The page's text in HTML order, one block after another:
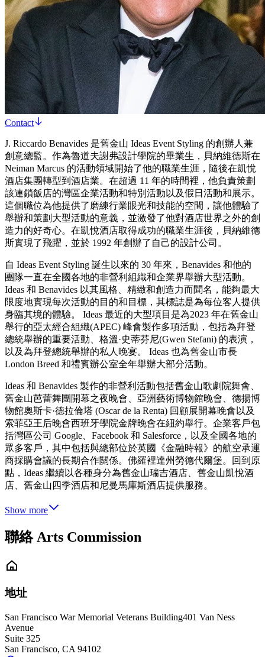
Contact
J. Riccardo Benavides 是舊金山 Ideas Event Styling 的創辦人兼
創意總監。作為魯道夫謝弗設計學院的畢業生，貝納維德斯在
Neiman Marcus 的活動領域開始了他的職業生涯，隨後在凱悅
酒店集團轉型到酒店業。在超過 11 年的時間裡，他負責策劃
該連鎖飯店的灣區企業活動和特別活動以及假日活動和展示。
這個職位為他提供了磨練行業眼光和技能的空間，讓他體驗了
舉辦和策劃大型活動的意義，並激發了他對酒店世界之外的創
造力的好奇心。在凱悅酒店取得成功的職業生涯後，貝納維德
斯實現了飛躍，並於 1992 年創辦了自己的設計公司。
自 Ideas Event Styling 誕生以來的 30 年來，Benavides 和他的
團隊一直在全國各地的非營利組織和企業界舉辦大型活動。
Ideas 和 Benavides 以其風格、精緻和創造力而聞名，能夠最大
限度地實現每次活動的目的和目標，其標誌是為每位客人提供
身臨其境的體驗。 Ideas 最近的大型項目是為2023 年在舊金山
舉行的亞太經合組織(APEC) 峰會製作多項活動，包括為拜登
總統舉辦的重要活動、格溫·史蒂芬尼(Gwen Stefani) 的表演，
以及為拜登總統舉辦的私人晚宴。 Ideas 也為舊金山市長
London Breed 和禮賓辦公室全年舉辦大部分活動。
Ideas 和 Benavides 製作的非營利活動包括舊金山歌劇院舞會、
舊金山芭蕾舞團開幕之夜晚會、亞洲藝術博物館晚會、德揚博
物館奧斯卡·德拉倫塔 (Oscar de la Renta) 回顧展開幕晚會以及
索菲亞王后晚會西班牙學院金牌晚會在紐約舉行。企業客戶包
括灣區公司 Google、Facebook 和 Salesforce，以及全國各地的
眾多客戶，其中包括與總部位於英國《金融時報》的航空承運
商採購會議的長期合作關係。佛羅裡達州勞德代爾堡。回到原
點，Ideas 繼續以各種身分為舊金山瑞吉酒店、舊金山凱悅酒
店、舊金山四季酒店和尼曼馬庫斯酒店提供服務。
Show more
聯絡 Arts Commission
地址
San Francisco War Memorial Veterans Building401 Van Ness
Avenue
Suite 325
San Francisco, CA 94102